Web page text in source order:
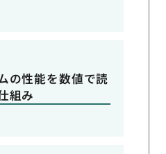
の性能を数値で読
組み